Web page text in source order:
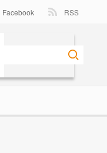
Facebook RSS